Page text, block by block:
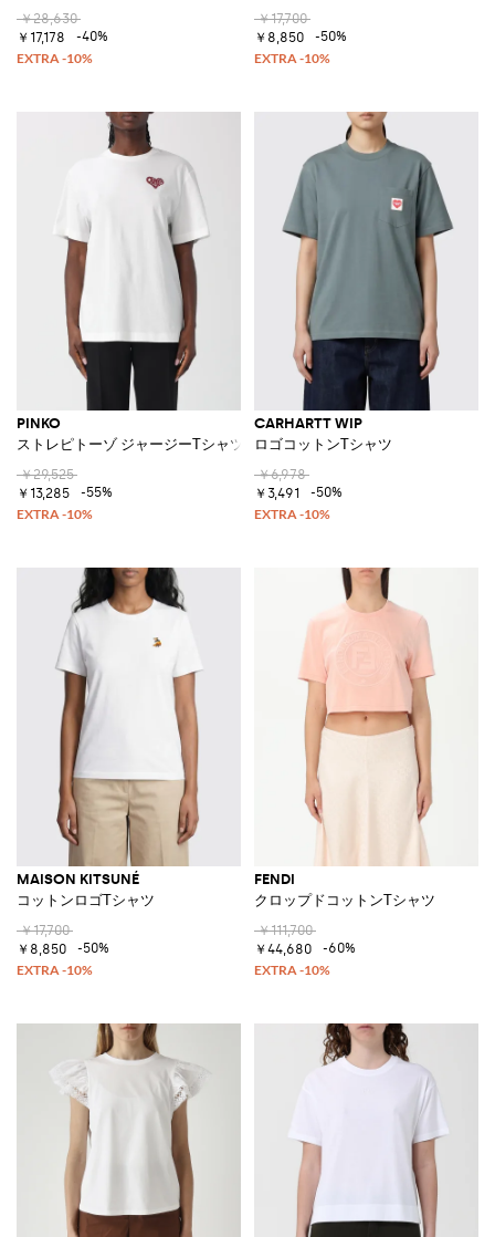
￥28,630
￥17,178
-40%
￥17,700
￥8,850
-50%
PINKO
ストレピトーゾ ジャージーTシャツ ラインストーンロゴ付き
￥29,525
￥13,285
-55%
CARHARTT WIP
ロゴコットンTシャツ
￥6,978
￥3,491
-50%
MAISON KITSUNÉ
コットンロゴTシャツ
￥17,700
￥8,850
-50%
FENDI
クロップドコットンTシャツ
￥111,700
￥44,680
-60%